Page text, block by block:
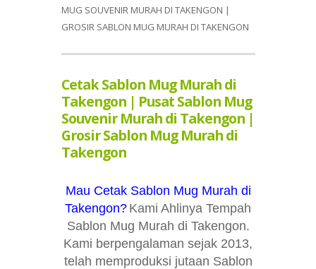
MUG SOUVENIR MURAH DI TAKENGON |
GROSIR SABLON MUG MURAH DI TAKENGON
Cetak Sablon Mug Murah di
Takengon | Pusat Sablon Mug
Souvenir Murah di Takengon |
Grosir Sablon Mug Murah di
Takengon
Mau Cetak Sablon Mug Murah di
Takengon? Kami Ahlinya Tempah
Sablon Mug Murah di Takengon.
Kami berpengalaman sejak 2013,
telah memproduksi jutaan Sablon